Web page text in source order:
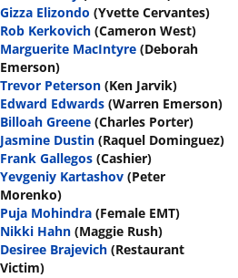
Gizza Elizondo (Yvette Cervantes)
Rob Kerkovich (Cameron West)
Marguerite MacIntyre (Deborah
Emerson)
Trevor Peterson (Ken Jarvik)
Edward Edwards (Warren Emerson)
Billoah Greene (Charles Porter)
Jasmine Dustin (Raquel Dominguez)
Frank Gallegos (Cashier)
Yevgeniy Kartashov (Peter
Morenko)
Puja Mohindra (Female EMT)
Nikki Hahn (Maggie Rush)
Desiree Brajevich (Restaurant
Victim)